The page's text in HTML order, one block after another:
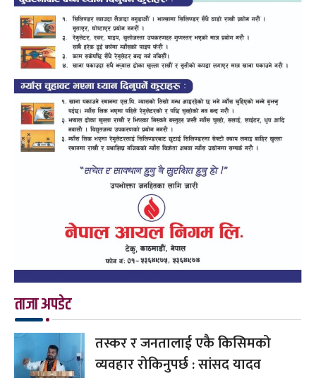
ताजा अपडेट
तस्कर र जनतालाई एकै किसिमको
व्यवहार रोकिनुपर्छ : सांसद यादव